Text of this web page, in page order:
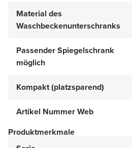
Material des
Waschbeckenunterschranks
Passender Spiegelschrank
möglich
Kompakt (platzsparend)
Artikel Nummer Web
Produktmerkmale